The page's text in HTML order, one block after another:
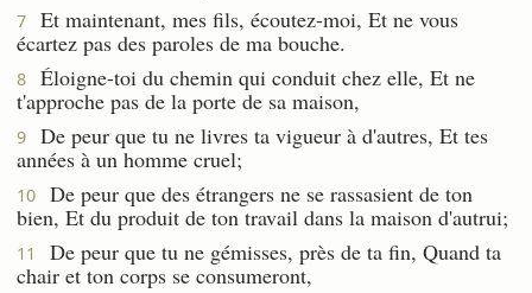
7
Et maintenant, mes fils, écoutez-moi, Et ne vous
écartez pas des paroles de ma bouche.
8
Éloigne-toi du chemin qui conduit chez elle, Et ne
t'approche pas de la porte de sa maison,
9
De peur que tu ne livres ta vigueur à d'autres, Et tes
années à un homme cruel;
10
De peur que des étrangers ne se rassasient de ton
bien, Et du produit de ton travail dans la maison d'autrui;
11
De peur que tu ne gémisses, près de ta fin, Quand ta
chair et ton corps se consumeront,